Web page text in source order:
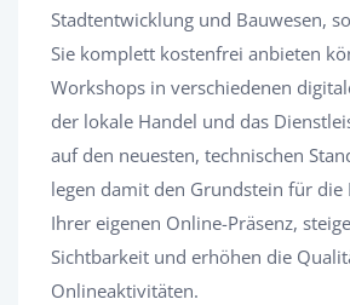
Stadtentwicklung und Bauwesen,
Sie komplett kostenfrei anbieten
Workshops in verschiedenen
der lokale Handel und das
auf den neuesten, technischen
legen damit den Grundstein für die
Ihrer eigenen Online-Präsenz,
Sichtbarkeit und erhöhen die
Onlineaktivitäten.